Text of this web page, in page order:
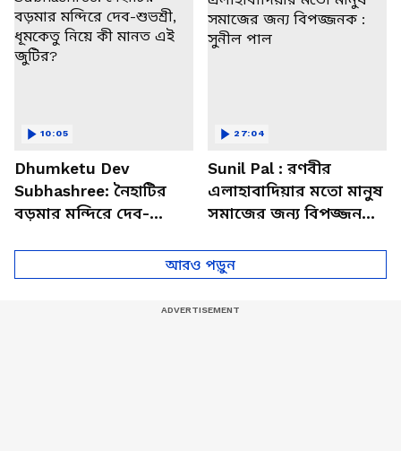
Dhumketu Dev
Subhashree: নৈহাটির
বড়মার মন্দিরে দেব-
10:05
Sunil Pal : রণবীর
এলাহাবাদিয়ার মতো মানুষ
সমাজের জন্য বিপজ্জনক :
27:04
আরও পড়ুন